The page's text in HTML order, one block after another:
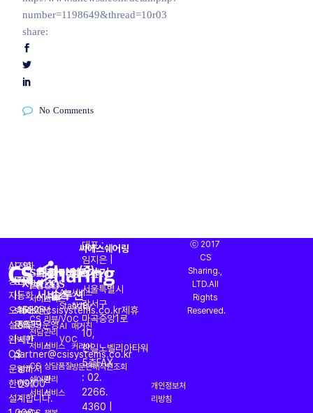
number=1198649&thread=10r03
share:
No Comments
AI
상담과
자동화
오퍼레이션
설계부터
완벽한
CS
운영까지
한번에
설계합니다.
도입
문의
|
sales@csisystems.co.kr제휴
문의
|
partner@csisystems.co.kr
전화
문의
|
1522-
5539운영
시간
|
am
09:00
~
CS대행
서비스
CS
토탈
서비스
CS
전담
서비스
CS
쉐어링
서비스
프리미엄
(CX)
서비스
운영
진단
서비스
리뷰/VOC
관리
서비스
상담품질
관리
서비스
AI
CS
솔루션
OASIS
AI
StandBy
AI
VOC
바로가기
회사소개
서비스
찾기
매거진
커리어
방문판매직원조회
씨에스쉐어링
(주)
대표 :
임지은 |
주소 :
서울특별시
강서구
마곡중앙1로
10,
한일노벨리아타워
5층FAX
: 02.
2266.
4360 |
개인정보처
리방침
ⓒ 2017
CS
Sharing.,
LTD.All
Rights
Reserved.